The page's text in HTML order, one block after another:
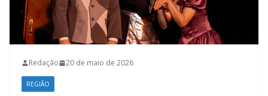
Redação 20 de maio de 2026
REGIÃO